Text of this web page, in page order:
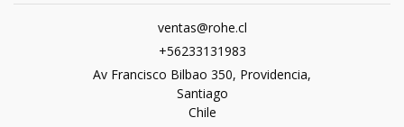
ventas@rohe.cl
+56233131983
Av Francisco Bilbao 350, Providencia,
Santiago
Chile